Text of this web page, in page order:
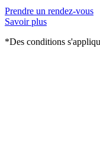
Prendre un rendez-vous
Savoir plus
*Des conditions